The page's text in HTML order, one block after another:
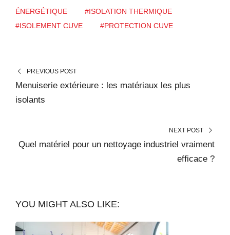
ÉNERGÉTIQUE
#ISOLATION THERMIQUE
#ISOLEMENT CUVE
#PROTECTION CUVE
PREVIOUS POST
Menuiserie extérieure : les matériaux les plus
isolants
NEXT POST
Quel matériel pour un nettoyage industriel vraiment
efficace ?
YOU MIGHT ALSO LIKE: